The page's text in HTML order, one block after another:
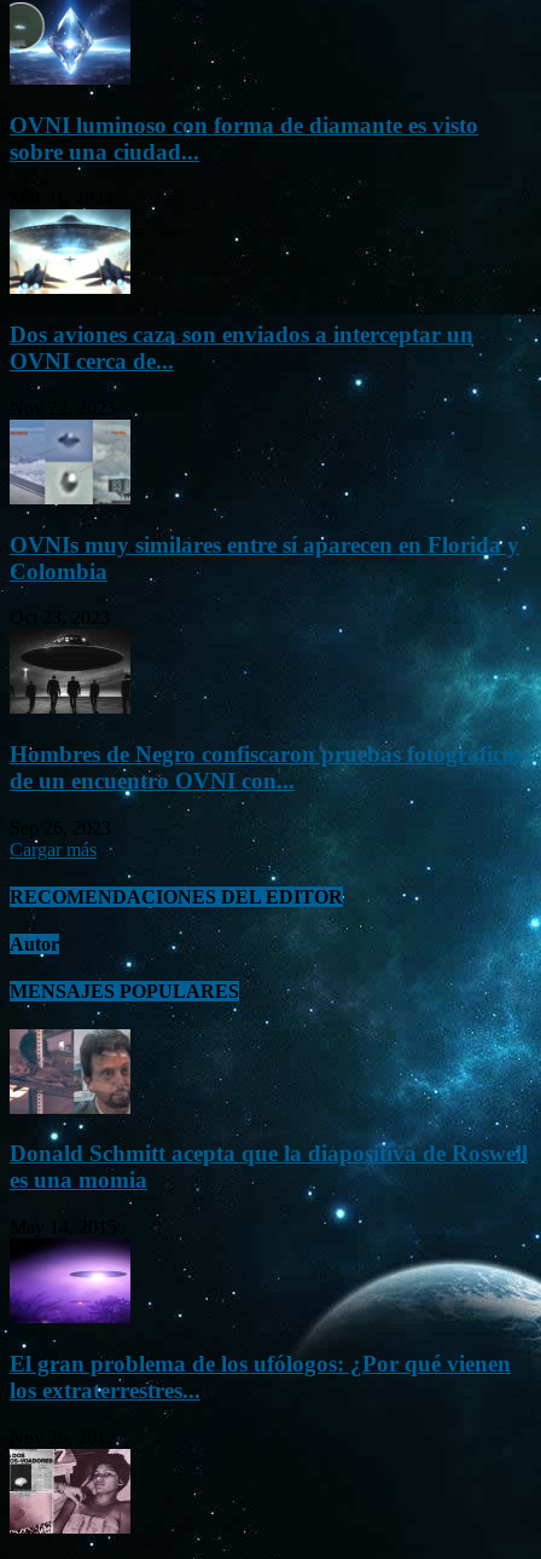
OVNI luminoso con forma de diamante es visto
sobre una ciudad...
Dos aviones caza son enviados a interceptar un
OVNI cerca de...
Nov 22, 2023
OVNIs muy similares entre sí aparecen en Florida y
Colombia
Hombres de Negro confiscaron pruebas fotográficas
de un encuentro OVNI con...
Sep 26, 2023
Cargar más
RECOMENDACIONES DEL EDITOR
Autor
MENSAJES POPULARES
Donald Schmitt acepta que la diapositiva de Roswell
es una momia
El gran problema de los ufólogos: ¿Por qué vienen
los extraterrestres...